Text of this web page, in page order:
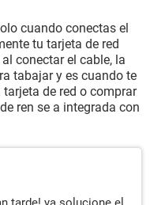
cuando conectas el
tu tarjeta de red
conectar el cable, la
tabajar y es cuando te
de red o comprar
ren se a integrada con